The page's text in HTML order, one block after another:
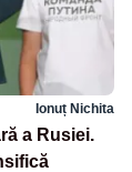
Ionuț Nichita
a Rusiei.